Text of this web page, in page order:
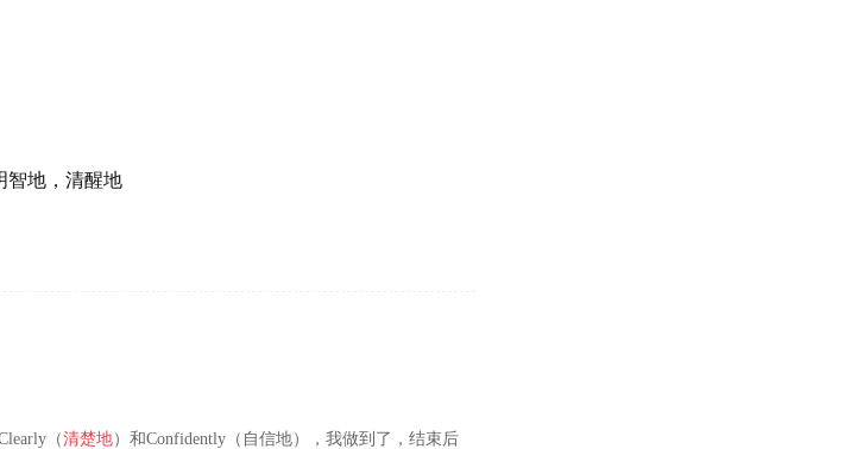
智地，清醒地
（清楚地）和Confidently（自信地），我做到了，结束后